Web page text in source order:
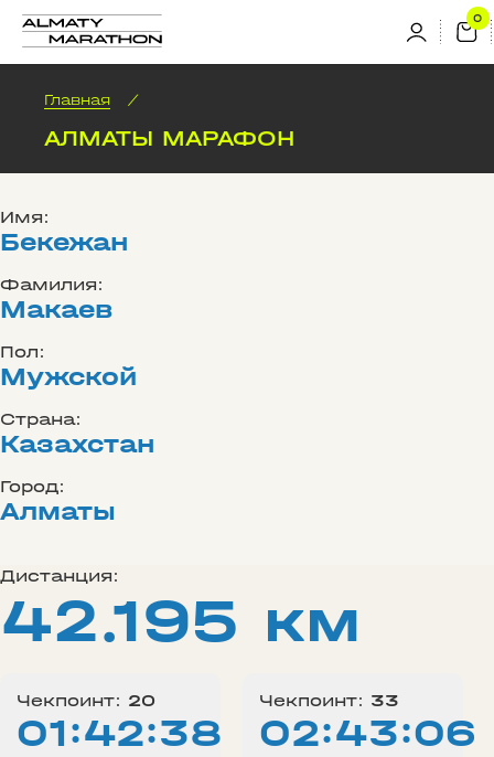
Главная /
АЛМАТЫ МАРАФОН
Имя:
Бекежан
Фамилия:
Макаев
Пол:
Мужской
Страна:
Казахстан
Город:
Алматы
Дистанция:
42.195 км
Чекпоинт: 20
01:42:38
Чекпоинт: 33
02:43:06